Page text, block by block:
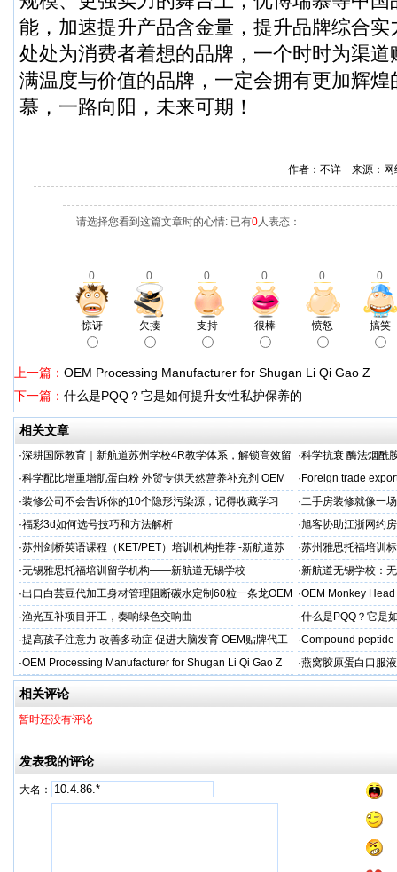
能，加速提升产品含金量，提升品牌综合
处处为消费者着想的品牌，一个时时为渠
满温度与价值的品牌，一定会拥有更加辉
慕，一路向阳，未来可期！
作者：不详 来源：
请选择您看到这篇文章时的心情: 已有0人表态：
0 0 0 0 0 0
惊讶 欠揍 支持 很棒 愤怒 搞笑
上一篇： OEM Processing Manufacturer for Shugan Li Qi Gao Z
下一篇： 什么是PQQ？它是如何提升女性私护保养的
相关文章
·深耕国际教育｜新航道苏州学校4R教学体系，解锁高效留
学备考之路
·科学抗衰 酶法烟酰
M/ODM定制
·科学配比增重增肌蛋白粉 外贸专供天然营养补充剂 OEM
源头定制
· Foreign trade
·装修公司不会告诉你的10个隐形污染源，记得收藏学习 ·二手房装修就像一
糟心！看完这篇再开
·福彩3d如何选号技巧和方法解析 ·旭客协助江浙网约
标杆
·苏州剑桥英语课程（KET/PET）培训机构推荐 -新航道苏
州学校
·苏州雅思托福培训
率领先
·无锡雅思托福培训留学机构——新航道无锡学校 ·新航道无锡学校：
·出口白芸豆代加工身材管理阻断碳水定制60粒一条龙OEM
贴牌
·OEM Monkey
aps
·渔光互补项目开工，奏响绿色交响曲 ·什么是PQQ？它是
·提高孩子注意力 改善多动症 促进大脑发育 OEM贴牌代工 ·Compound
·OEM Processing Manufacturer for Shugan Li Qi Gao Z ·燕窝胶原蛋白口服
牌
相关评论
暂时还没有评论
发表我的评论
大名：